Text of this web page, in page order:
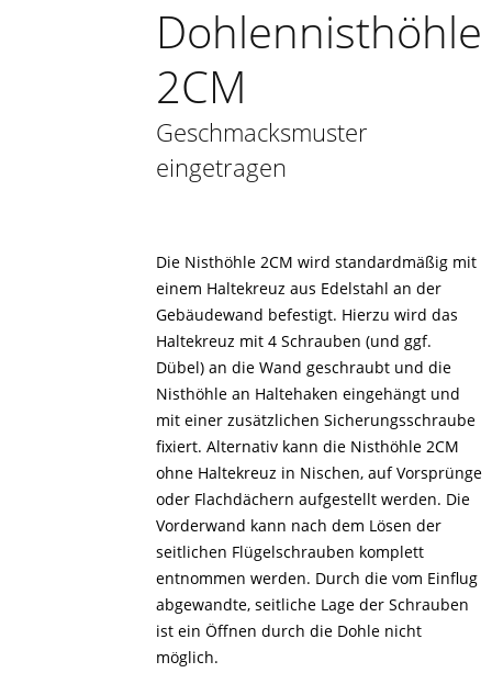
Dohlennisthöhle
2CM
Geschmacksmuster
eingetragen
Die Nisthöhle 2CM wird standardmäßig mit
einem Haltekreuz aus Edelstahl an der
Gebäudewand befestigt. Hierzu wird das
Haltekreuz mit 4 Schrauben (und ggf.
Dübel) an die Wand geschraubt und die
Nisthöhle an Haltehaken eingehängt und
mit einer zusätzlichen Sicherungsschraube
fixiert. Alternativ kann die Nisthöhle 2CM
ohne Haltekreuz in Nischen, auf ­Vorsprünge
oder Flachdächern aufgestellt ­werden. Die
Vorderwand kann nach dem Lösen der
seitlichen Flügelschrauben ­komplett
entnommen werden. Durch die vom Einflug
abgewandte, seitliche Lage der Schrauben
ist ein Öffnen durch die Dohle nicht
möglich.